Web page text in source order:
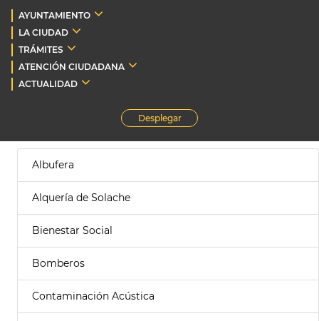
AYUNTAMIENTO
LA CIUDAD
TRÁMITES
ATENCIÓN CIUDADANA
ACTUALIDAD
Desplegar
Albufera
Alquería de Solache
Bienestar Social
Bomberos
Contaminación Acústica